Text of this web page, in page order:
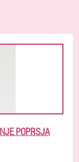
POPRSJA